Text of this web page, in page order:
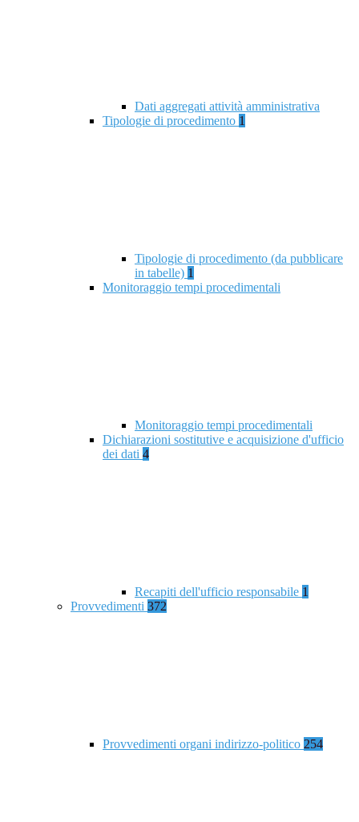
Dati aggregati attività amministrativa
Tipologie di procedimento 1
Tipologie di procedimento (da pubblicare
in tabelle) 1
Monitoraggio tempi procedimentali
Monitoraggio tempi procedimentali
Dichiarazioni sostitutive e acquisizione d'ufficio
dei dati 4
Recapiti dell'ufficio responsabile 1
Provvedimenti 372
Provvedimenti organi indirizzo-politico 254